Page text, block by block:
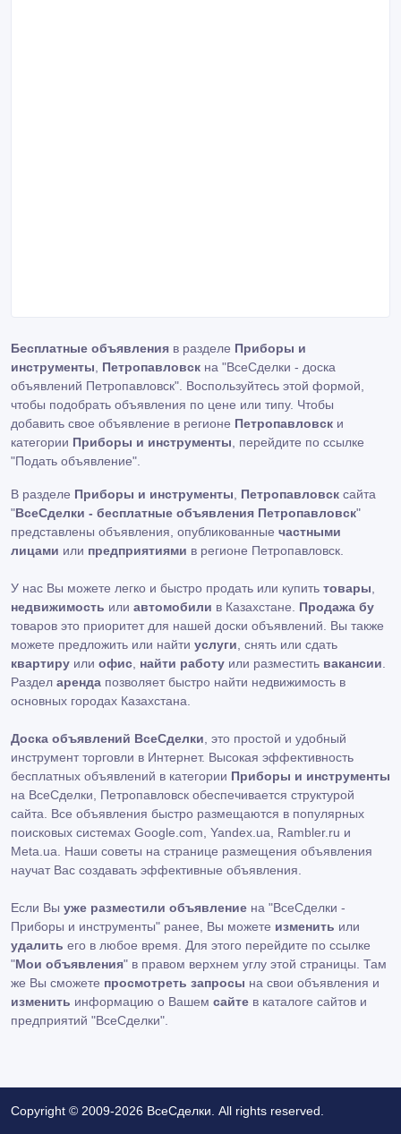
Бесплатные объявления в разделе Приборы и
инструменты
Петропавловск на "ВсеСделки - доска
объявлений Петропавловск". Воспользуйтесь этой формой,
чтобы подобрать объявления по цене или типу. Чтобы
добавить свое объявление в регионе Петропавловск и
категории Приборы и инструменты , перейдите по ссылке
"Подать объявление"
В разделе Приборы и инструменты Петропавловск сайта
"ВсеСделки - бесплатные объявления Петропавловск"
представлены объявления, опубликованные частными
лицами или предприятиями в регионе Петропавловск.
У нас Вы можете легко и быстро продать или купить товары
недвижимость или автомобили в Казахстане. Продажа бу
товаров это приоритет для нашей доски объявлений. Вы также
можете предложить или найти услуги , снять или сдать
квартиру или офис найти работу или разместить вакансии
Раздел аренда позволяет быстро найти недвижимость в
основных городах Казахстана.
Доска объявлений ВсеСделки , это простой и удобный
инструмент торговли в Интернет. Высокая эффективность
бесплатных объявлений в категории Приборы и инструменты
на ВсеСделки, Петропавловск обеспечивается структурой
сайта. Все объявления быстро размещаются в популярных
поисковых системах Google.com, Yandex.ua, Rambler.ru и
Meta.ua. Наши советы на странице размещения объявления
научат Вас создавать эффективные объявления.
Если Вы уже разместили объявление на "ВсеСделки -
Приборы и инструменты" ранее, Вы можете изменить или
удалить его в любое время. Для этого перейдите по ссылке
"Мои объявления" в правом верхнем углу этой страницы. Там
же Вы сможете просмотреть запросы на свои объявления и
изменить информацию о Вашем сайте в каталоге сайтов и
предприятий "ВсеСделки".
Copyright © 2009-2026 ВсеСделки. All rights reserved.